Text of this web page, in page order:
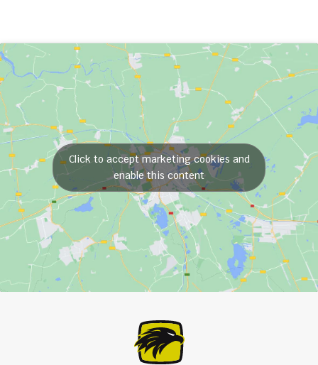
Click to accept marketing cookies and
enable this content